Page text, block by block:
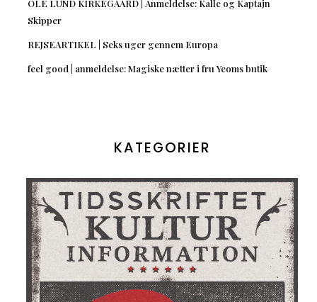
OLE LUND KIRKEGAARD | Anmeldelse: Kalle og Kaptajn
Skipper
REJSEARTIKEL | Seks uger gennem Europa
feel good | anmeldelse: Magiske nætter i fru Yeoms butik
KATEGORIER